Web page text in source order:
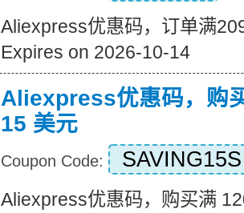
Aliexpress优惠码，订单满
Expires on 2026-10-14
Aliexpress优惠码，购
15 美元
Coupon Code: SAVING15S
Aliexpress优惠码，购买满